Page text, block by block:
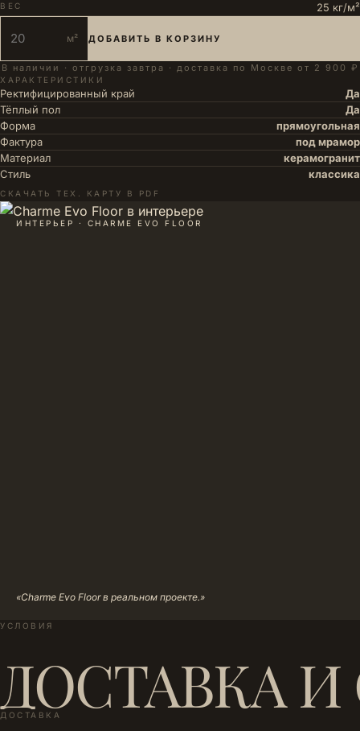
ВЕС 25 кг/м²
м² ДОБАВИТЬ В КОРЗИНУ
В наличии · отгрузка завтра · доставка по Москве от 2 900 ₽
ХАРАКТЕРИСТИКИ
Ректифицированный край
Да
Тёплый пол
Да
Форма
прямоугольная
Фактура
под мрамор
Материал
керамогранит
Стиль
классика
СКАЧАТЬ ТЕХ. КАРТУ В PDF
ИНТЕРЬЕР · CHARME EVO FLOOR
«Charme Evo Floor в реальном проекте.»
УСЛОВИЯ
ДОСТАВКА
ДОСТАВКА